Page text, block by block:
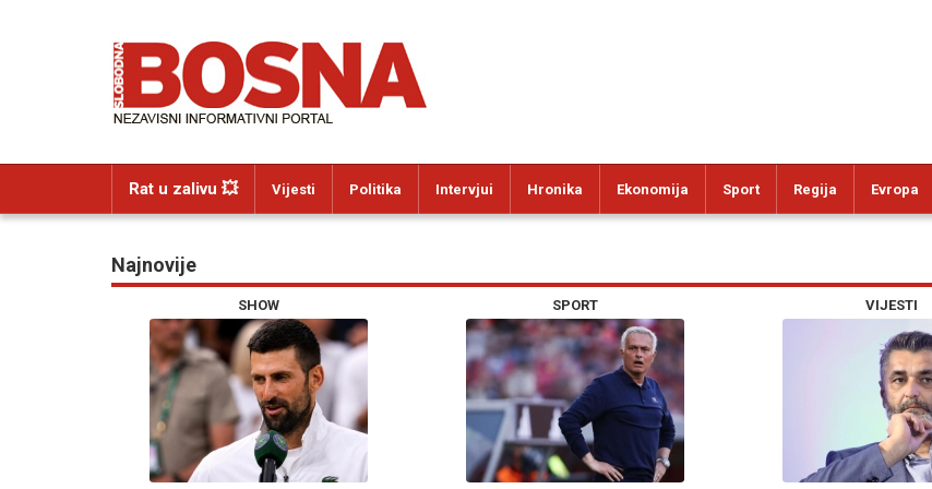
Rat u zalivu 💥 Vijesti Politika Intervjui Hronika Ekonomija Sport Regija Evropa
Najnovije
SHOW SPORT VIJESTI